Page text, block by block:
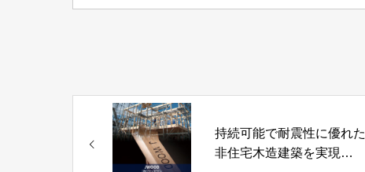
持続可能で耐震性に優れた
非住宅木造建築を実現